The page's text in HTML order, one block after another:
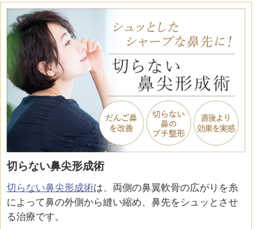
切らない鼻尖形成術
切らない鼻尖形成術は、両側の鼻翼軟骨の広がりを糸
によって鼻の外側から縫い縮め、鼻先をシュッとさせ
る治療です。